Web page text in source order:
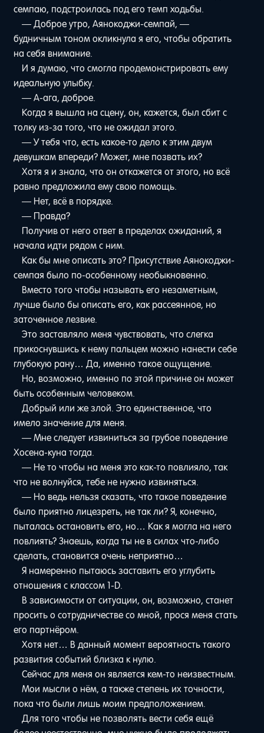
семпаю, подстроилась под его темп ходьбы.
— Доброе утро, Аянокоджи-семпай, —
будничным тоном окликнула я его, чтобы обратить
на себя внимание.
И я думаю, что смогла продемонстрировать ему
идеальную улыбку.
— А-ага, доброе.
Когда я вышла на сцену, он, кажется, был сбит с
толку из-за того, что не ожидал этого.
— У тебя что, есть какое-то дело к этим двум
девушкам впереди? Может, мне позвать их?
Хотя я и знала, что он откажется от этого, но всё
равно предложила ему свою помощь.
— Нет, всё в порядке.
— Правда?
Получив от него ответ в пределах ожиданий, я
начала идти рядом с ним.
Как бы мне описать это? Присутствие Аянокоджи-
семпая было по-особенному необыкновенно.
Вместо того чтобы называть его незаметным,
лучше было бы описать его, как рассеянное, но
заточенное лезвие.
Это заставляло меня чувствовать, что слегка
прикоснувшись к нему пальцем можно нанести себе
глубокую рану… Да, именно такое ощущение.
Но, возможно, именно по этой причине он может
быть особенным человеком.
Добрый или же злой. Это единственное, что
имело значение для меня.
— Мне следует извиниться за грубое поведение
Хосена-куна тогда.
— Не то чтобы на меня это как-то повлияло, так
что не волнуйся, тебе не нужно извиняться.
— Но ведь нельзя сказать, что такое поведение
было приятно лицезреть, не так ли? Я, конечно,
пыталась остановить его, но… Как я могла на него
повлиять? Знаешь, когда ты не в силах что-либо
сделать, становится очень неприятно…
Я намеренно пытаюсь заставить его углубить
отношения с классом 1-D.
В зависимости от ситуации, он, возможно, станет
просить о сотрудничестве со мной, прося меня стать
его партнёром.
Хотя нет… В данный момент вероятность такого
развития событий близка к нулю.
Сейчас для меня он является кем-то неизвестным.
Мои мысли о нём, а также степень их точности,
пока что были лишь моим предположением.
Для того чтобы не позволять вести себя ещё